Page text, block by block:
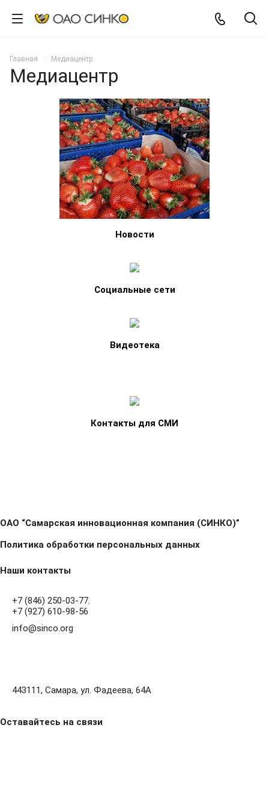
Главная Медиацентр
Медиацентр
Новости
Социальные сети
Видеотека
Контакты для СМИ
ОАО “Самарская инновационная компания (СИНКО)”
Политика обработки персональных данных
Наши контакты
+7 (846) 250-03-77,
+7 (927) 610-98-56
info@sinco.org
443111, Самара, ул. Фадеева, 64А
Оставайтесь на связи